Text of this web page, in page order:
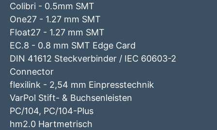
Colibri - 0.5mm SMT
One27 - 1.27 mm SMT
Float27 - 1.27 mm SMT
EC.8 - 0.8 mm SMT Edge Card
DIN 41612 Steckverbinder / IEC 60603-2
Connector
flexilink - 2,54 mm Einpresstechnik
VarPol Stift- & Buchsenleisten
PC/104, PC/104-Plus
hm2.0 Hartmetrisch